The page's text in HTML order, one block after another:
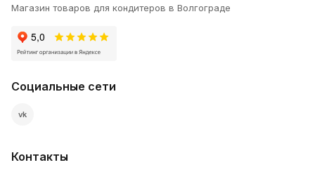
Магазин товаров для кондитеров в Волгограде
Социальные сети
vk
Контакты